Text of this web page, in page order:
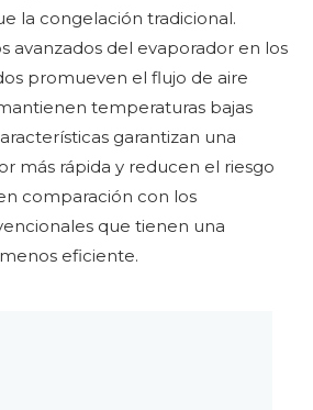
la congelación tradicional.
avanzados del evaporador en los
promueven el flujo de aire
temperaturas bajas
garantizan una
más rápida y reducen el riesgo
comparación con los
que tienen una
eficiente.